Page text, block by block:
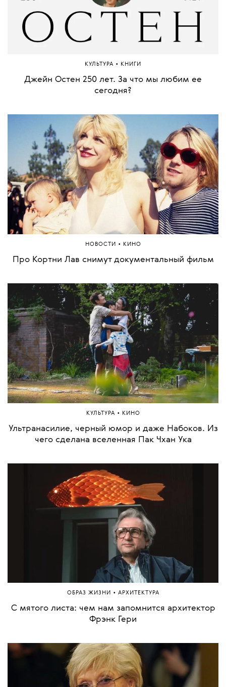
КУЛЬТУРА • КНИГИ
Джейн Остен 250 лет. За что мы любим ее
сегодня?
НОВОСТИ • КИНО
Про Кортни Лав снимут документальный фильм
КУЛЬТУРА • КИНО
Ультранасилие, черный юмор и даже Набоков. Из
чего сделана вселенная Пак Чхан Ука
ОБРАЗ ЖИЗНИ • АРХИТЕКТУРА
С мятого листа: чем нам запомнится архитектор
Фрэнк Гери